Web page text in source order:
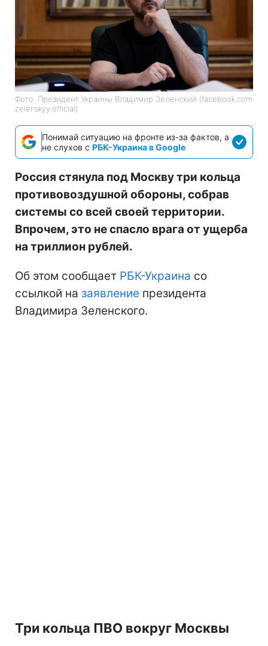
Фото: Президент Украины Владимир Зеленский (facebook.com
zelenskyy.official)
Понимай ситуацию на фронте из-за фактов, а
не слухов с РБК-Украина в Google
Россия стянула под Москву три кольца
противовоздушной обороны, собрав
системы со всей своей территории.
Впрочем, это не спасло врага от ущерба
на триллион рублей.
Об этом сообщает РБК-Украина со
ссылкой на заявление президента
Владимира Зеленского.
Три кольца ПВО вокруг Москвы